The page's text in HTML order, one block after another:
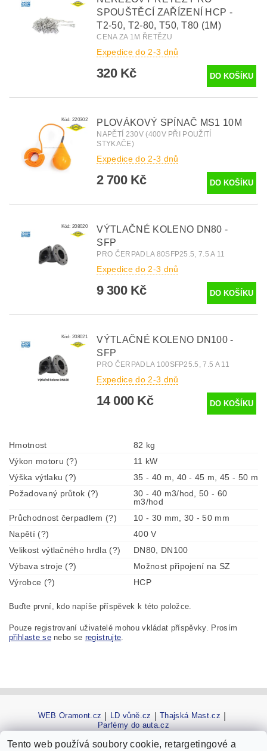
SPOUŠTĚCÍ ZAŘÍZENÍ HCP -
T2-50, T2-80, T50, T80 (1M)
CENA ZA 1M ŘETĚZU
Expedice do 2-3 dnů
320 Kč
Kód:220302 PLOVÁKOVÝ SPÍNAČ MS1 10M
NAPĚTÍ 230V (400V PŘI POUŽITÍ
STYKAČE)
Expedice do 2-3 dnů
2 700 Kč
Kód:208020
VÝTLAČNÉ KOLENO DN80 -
SFP
PRO ČERPADLA 80SFP25.5, 7.5 A 11
Expedice do 2-3 dnů
9 300 Kč
Kód:208021
VÝTLAČNÉ KOLENO DN100 -
SFP
PRO ČERPADLA 100SFP25.5, 7.5 A 11
Expedice do 2-3 dnů
14 000 Kč
Hmotnost
82 kg
Výkon motoru (?)
11 kW
Výška výtlaku (?)
35 - 40 m, 40 - 45 m, 45 - 50 m
Požadovaný průtok (?)
30 - 40 m3/hod, 50 - 60
m3/hod
Průchodnost čerpadlem (?)
10 - 30 mm, 30 - 50 mm
Napětí (?)
400 V
Velikost výtlačného hrdla (?)
DN80, DN100
Výbava stroje (?)
Možnost připojení na SZ
Výrobce (?)
HCP
Buďte první, kdo napíše příspěvek k této položce.
Pouze registrovaní uživatelé mohou vkládat příspěvky. Prosím
přihlaste senebo se registrujte.
WEB Oramont.cz LD vůně.cz Thajská Mast.cz
Parfémy do auta.cz
Tento web používá soubory cookie, retargetingové a